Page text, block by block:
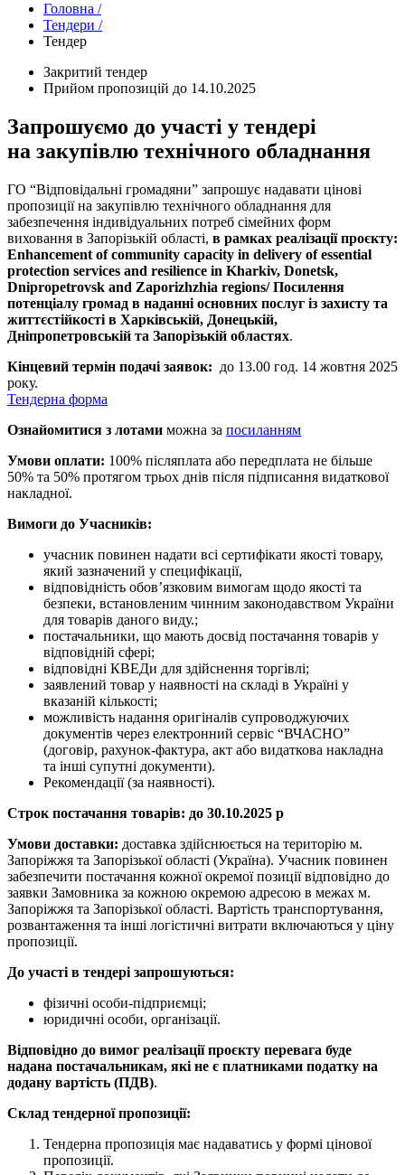
Головна /
Тендери /
Тендер
Закритий тендер
Прийом пропозицій до 14.10.2025
Запрошуємо до участі у тендері
на закупівлю технічного обладнання
ГО “Відповідальні громадяни” запрошує надавати цінові
пропозиції на закупівлю технічного обладнання для
забезпечення індивідуальних потреб сімейних форм
виховання в Запорізькій області, в рамках реалізації проєкту:
Enhancement of community capacity in delivery of essential
protection services and resilience in Kharkiv, Donetsk,
Dnipropetrovsk and Zaporizhzhia regions/ Посилення
потенціалу громад в наданні основних послуг із захисту та
життєстійкості в Харківській, Донецькій,
Дніпропетровській та Запорізькій областях.
Кінцевий термін подачі заявок: до 13.00 год. 14 жовтня 2025
року.
Тендерна форма
Ознайомитися з лотами можна за посиланням
Умови оплати: 100% післяплата або передплата не більше
50% та 50% протягом трьох днів після підписання видаткової
накладної.
Вимоги до Учасників:
учасник повинен надати всі сертифікати якості товару,
який зазначений у специфікації,
відповідність обов’язковим вимогам щодо якості та
безпеки, встановленим чинним законодавством України
для товарів даного виду.;
постачальники, що мають досвід постачання товарів у
відповідній сфері;
відповідні КВЕДи для здійснення торгівлі;
заявлений товар у наявності на складі в Україні у
вказаній кількості;
можливість надання оригіналів супроводжуючих
документів через електронний сервіс “ВЧАСНО”
(договір, рахунок-фактура, акт або видаткова накладна
та інші супутні документи).
Рекомендації (за наявності).
Строк постачання товарів: до 30.10.2025 р
Умови доставки: доставка здійснюється на територію м.
Запоріжжя та Запорізької області (Україна). Учасник повинен
забезпечити постачання кожної окремої позиції відповідно до
заявки Замовника за кожною окремою адресою в межах м.
Запоріжжя та Запорізької області. Вартість транспортування,
розвантаження та інші логістичні витрати включаються у ціну
пропозиції.
До участі в тендері запрошуються:
фізичні особи-підприємці;
юридичні особи, організації.
Відповідно до вимог реалізації проєкту перевага буде
надана постачальникам, які не є платниками податку на
додану вартість (ПДВ).
Склад тендерної пропозиції:
Тендерна пропозиція має надаватись у формі цінової
пропозиції.